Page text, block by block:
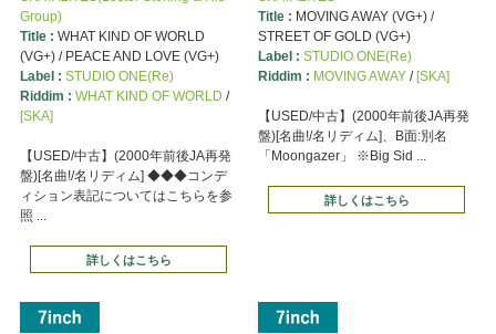
Group)
Title : WHAT KIND OF WORLD
(VG+) / PEACE AND LOVE (VG+)
Label : STUDIO ONE(Re)
Riddim : WHAT KIND OF WORLD /
[SKA]
【USED/中古】(2000年前後JA再発
盤)[名曲!/名リディム] ◆◆◆コンデ
ィション表記についてはこちらを参
照 ...
詳しくはこちら
Title : MOVING AWAY (VG+) /
STREET OF GOLD (VG+)
Label : STUDIO ONE(Re)
Riddim : MOVING AWAY/[SKA]
【USED/中古】(2000年前後JA再発
盤)[名曲!/名リディム]、B面:別名
「Moongazer」 ※Big Sid ...
詳しくはこちら